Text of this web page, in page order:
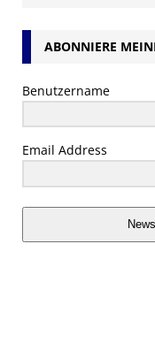
ABONNIERE
Benutzername
Email Address